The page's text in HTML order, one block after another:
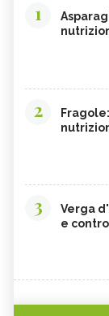
1
2
3
Verga
e